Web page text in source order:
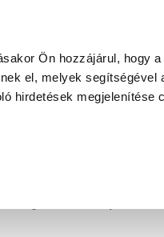
Ön hozzájárul, hogy
el, melyek segítségével
hirdetések megjelenítése